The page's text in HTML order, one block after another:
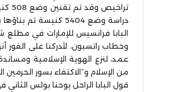
دراسة وضع 5404
وخطاب راتسبون، لأدركنا على
عمد، لنزع الهوية الإسلامية
من الإسلام و”الاكتفاء بسور
قول البابا الراحل يوحنا بولس